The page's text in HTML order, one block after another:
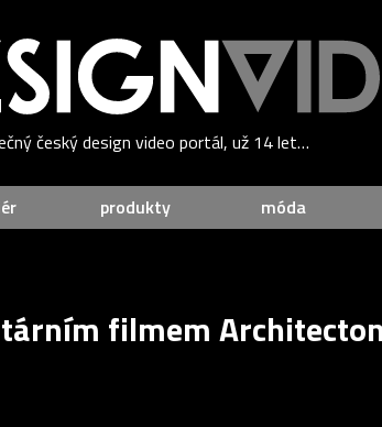
český design video portál, už 14 let…
produkty móda
filmem